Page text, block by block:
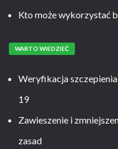
Kto może wykorzystać
WARTO WIEDZIEĆ
Weryfikacja
19
Zawieszenie i
zasad